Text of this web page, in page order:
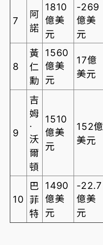
7
阿
諾
1810
億美
元
-269
億美
元
8
黃
仁
勳
1560
億美
元
17億
美元
9
吉
姆
·
沃
爾
頓
1510
億美
元
152億
美元
10
巴
菲
特
1490
億美
元
-22.7
億美
元